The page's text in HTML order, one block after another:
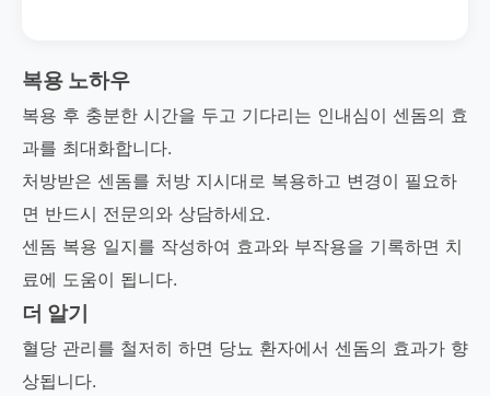
복용 노하우
복용 후 충분한 시간을 두고 기다리는 인내심이 센돔의 효
과를 최대화합니다.
처방받은 센돔를 처방 지시대로 복용하고 변경이 필요하
면 반드시 전문의와 상담하세요.
센돔 복용 일지를 작성하여 효과와 부작용을 기록하면 치
료에 도움이 됩니다.
더 알기
혈당 관리를 철저히 하면 당뇨 환자에서 센돔의 효과가 향
상됩니다.